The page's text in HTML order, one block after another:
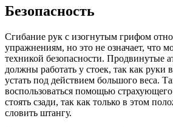
Безопасность
Сгибание рук с изогнутым грифом
упражнениям, но это не означает, что
техникой безопасности. Продвинутые
должны работать у стоек, так как
устать под действием большого веса.
воспользоваться помощью
стоять сзади, так как только в этом
словить штангу.